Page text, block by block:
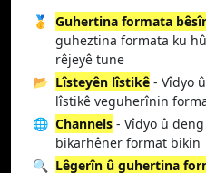
🥇 Guhertina formata
guheztina formata ku
rêjeyê tune
📂 Lîsteyên lîstikê - Vîdyo
lîstikê veguherînin
🌐 Channels - Vîdyo û
bikarhêner format bikin
🔍 Lêgerîn û guhertina